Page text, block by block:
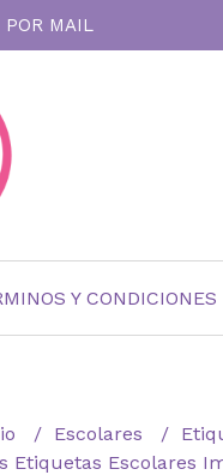
MAIL
Y CONDICIONES
Escolares
Etiquetas Escolares